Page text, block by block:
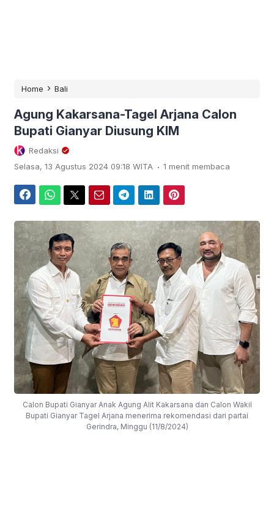
Home › Bali
Agung Kakarsana-Tagel Arjana Calon
Bupati Gianyar Diusung KIM
Redaksi
Selasa, 13 Agustus 2024 09:18 WITA . 1 menit membaca
Calon Bupati Gianyar Anak Agung Alit Kakarsana dan Calon Wakil
Bupati Gianyar Tagel Arjana menerima rekomendasi dari partai
Gerindra, Minggu (11/8/2024)